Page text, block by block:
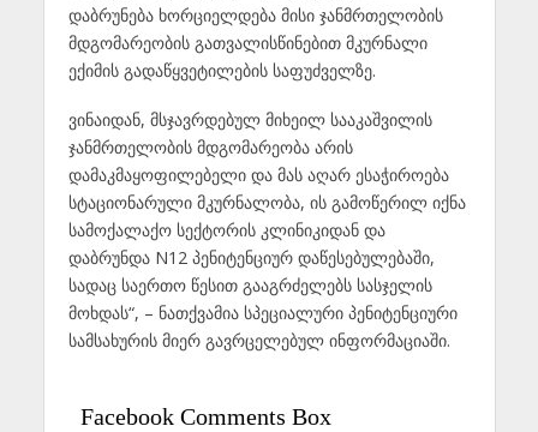
დაბრუნება ხორციელდება მისი ჯანმრთელობის
მდგომარეობის გათვალისწინებით მკურნალი
ექიმის გადაწყვეტილების საფუძველზე.
ვინაიდან, მსჯავრდებულ მიხეილ სააკაშვილის
ჯანმრთელობის მდგომარეობა არის
დამაკმაყოფილებელი და მას აღარ ესაჭიროება
სტაციონარული მკურნალობა, ის გამოწერილ იქნა
სამოქალაქო სექტორის კლინიკიდან და
დაბრუნდა N12 პენიტენციურ დაწესებულებაში,
სადაც საერთო წესით გააგრძელებს სასჯელის
მოხდას“, – ნათქვამია სპეციალური პენიტენციური
სამსახურის მიერ გავრცელებულ ინფორმაციაში.
Facebook Comments Box